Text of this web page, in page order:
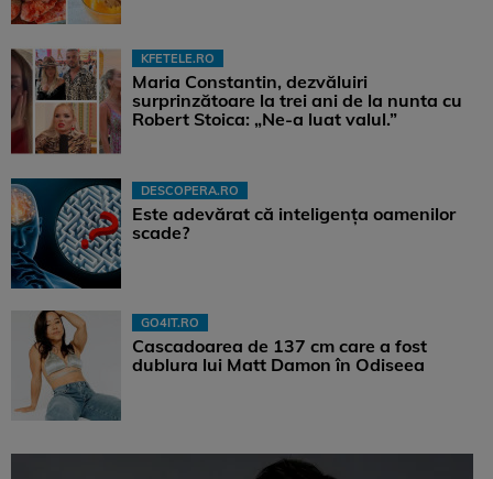
KFETELE.RO
Maria Constantin, dezvăluiri
surprinzătoare la trei ani de la nunta cu
Robert Stoica: „Ne-a luat valul.”
DESCOPERA.RO
Este adevărat că inteligența oamenilor
scade?
GO4IT.RO
Cascadoarea de 137 cm care a fost
dublura lui Matt Damon în Odiseea